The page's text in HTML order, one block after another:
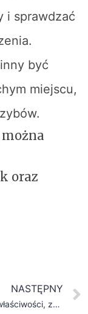
i sprawdzać
być
miejscu,
można
oraz
NASTĘPNY
Carporty – właściwości, zastosowania i opinie użytkowników